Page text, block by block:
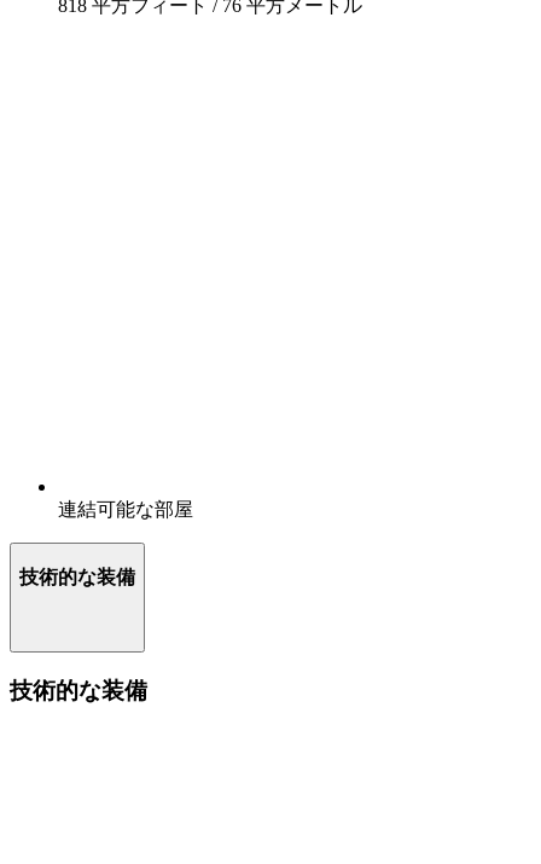
818 平方フィート / 76 平方メートル
連結可能な部屋
技術的な装備
技術的な装備